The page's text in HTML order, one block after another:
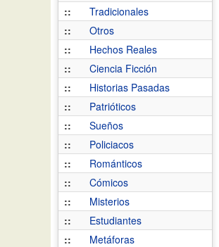
::
Tradicionales
::
Otros
::
Hechos Reales
::
Ciencia Ficción
::
Historias Pasadas
::
Patrióticos
::
Sueños
::
Policiacos
::
Románticos
::
Cómicos
::
Misterios
::
Estudiantes
::
Metáforas